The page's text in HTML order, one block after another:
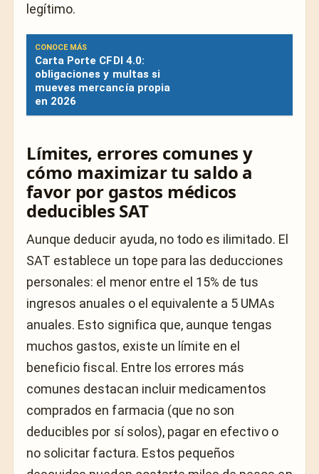
legítimo.
CONOCE MÁS
Carta Porte CFDI 4.0:
obligaciones y multas si
mueves mercancía propia
en 2026
Límites, errores comunes y
cómo maximizar tu saldo a
favor por gastos médicos
deducibles SAT
Aunque deducir ayuda, no todo es ilimitado. El
SAT establece un tope para las deducciones
personales: el menor entre el 15% de tus
ingresos anuales o el equivalente a 5 UMAs
anuales. Esto significa que, aunque tengas
muchos gastos, existe un límite en el
beneficio fiscal. Entre los errores más
comunes destacan incluir medicamentos
comprados en farmacia (que no son
deducibles por sí solos), pagar en efectivo o
no solicitar factura. Estos pequeños